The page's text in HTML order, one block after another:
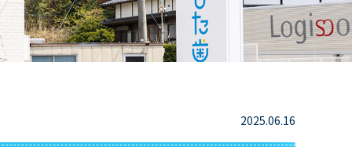
歯周病メニュー
歯周病治療
欠損歯の治療の特徴
2025.06.16